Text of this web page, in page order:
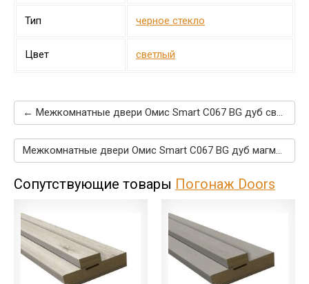
Тип черное стекло
Цвет светлый
← Межкомнатные двери Омис Smart C067 BG дуб светлый
Межкомнатные двери Омис Smart C067 BG дуб магма →
Сопутствующие товары Погонаж Doors